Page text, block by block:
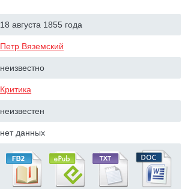
18 августа 1855 года
Петр Вяземский
неизвестно
Критика
неизвестен
нет данных